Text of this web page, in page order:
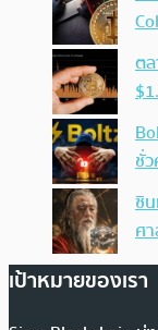
ต
ชั่
ซิน
ศ
เป้าหมายของเรา